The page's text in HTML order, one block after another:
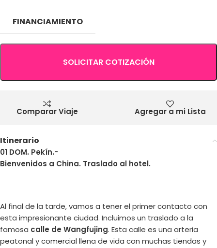
FINANCIAMIENTO
SOLICITAR COTIZACIÓN
Comparar Viaje Agregar a mi Lista
Itinerario
01 DOM. Pekín.-
Bienvenidos a China. Traslado al hotel.
Al final de la tarde, vamos a tener el primer contacto con
esta impresionante ciudad. Incluimos un traslado a la
famosa calle de Wangfujing. Esta calle es una arteria
peatonal y comercial llena de vida con muchas tiendas y